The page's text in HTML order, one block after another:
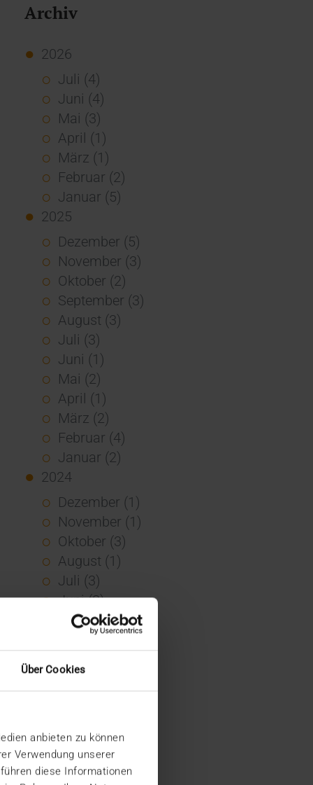
Über Cookies
anbieten zu können
Verwendung unserer
diese Informationen
Archiv
2026
Juli (4)
Juni (4)
Mai (3)
April (1)
März (1)
Februar (2)
Januar (5)
2025
Dezember (5)
November (3)
Oktober (2)
September (3)
August (3)
Juli (3)
Juni (1)
Mai (2)
April (1)
März (2)
Februar (4)
Januar (2)
2024
Dezember (1)
November (1)
Oktober (3)
August (1)
Juli (3)
Juni (3)
Mai (7)
April (4)
Februar (3)
Dezember (5)
November (6)